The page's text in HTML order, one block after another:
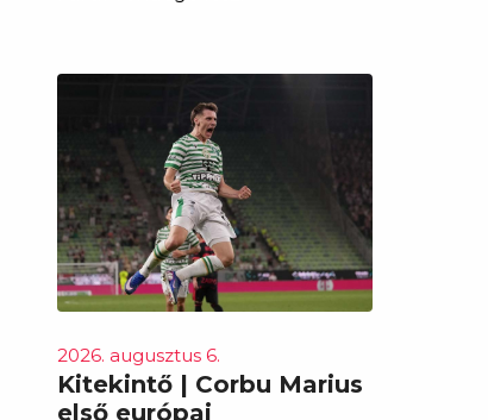
2026. augusztus 6.
Kitekintő | Corbu Marius
első európai